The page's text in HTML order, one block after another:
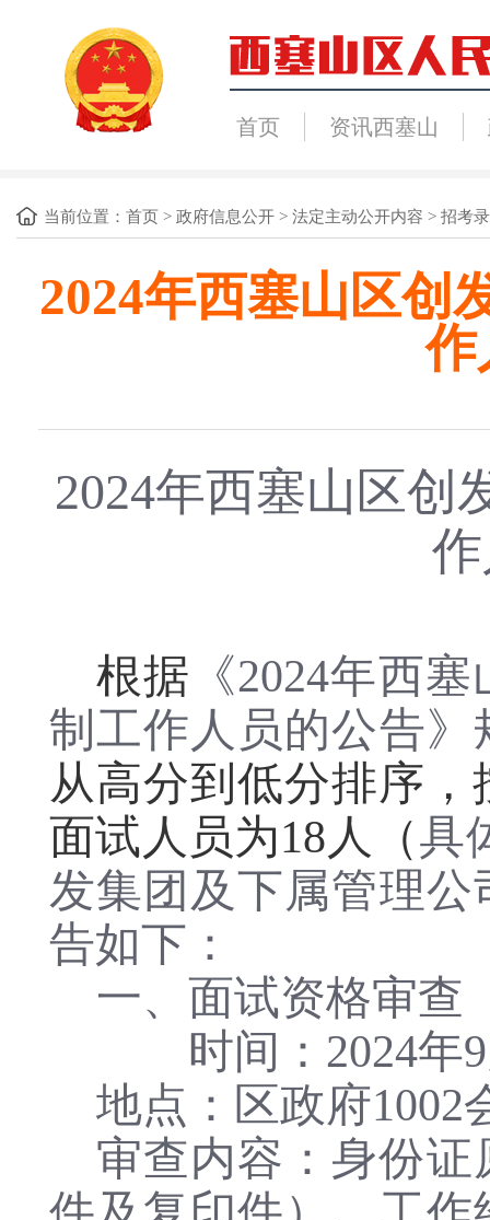
首页 资讯西塞山
当前位置： 首页 > 政府信息公开 > 法定主动公开内容 > 招考
2024年西塞山区创
作
2024年西塞山区创
根据 《2024年西
制工作人员的公告》
从高分到低分排序，
面试人员为18人（具
发集团及下属管理
告如下：
一、面试资格审查
时间： 2024年
地点：区政府1002
审查内容：身份